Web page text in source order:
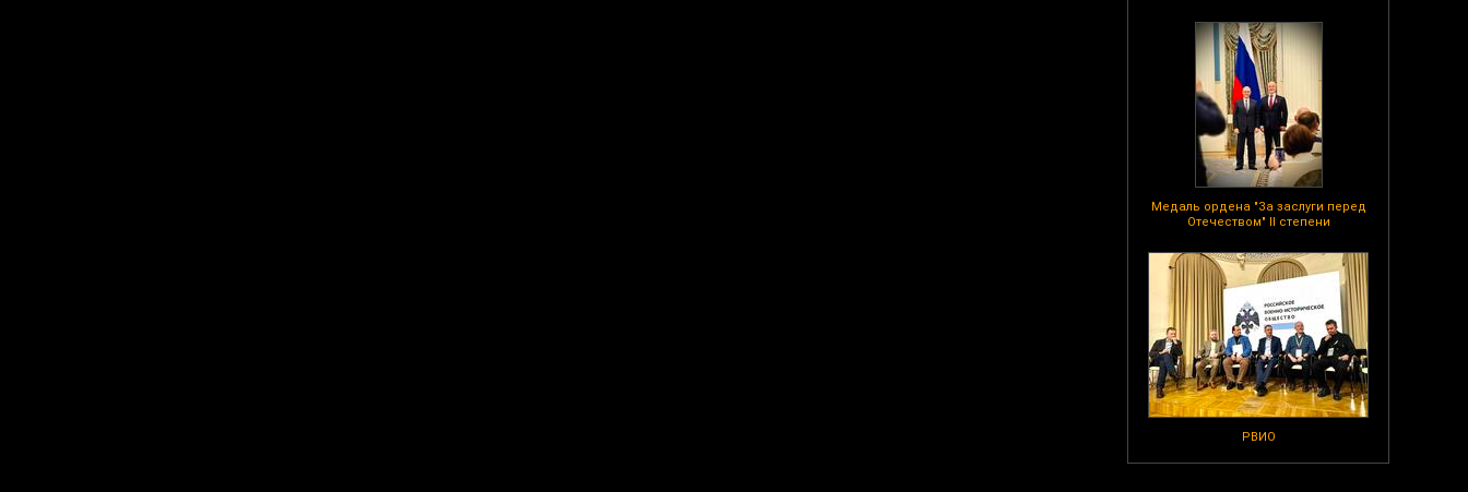
Медаль ордена "За заслуги перед
Отечеством" II степени
РВИО